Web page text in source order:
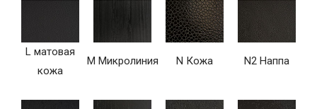
L матовая
кожа
M Микролиния N Кожа N2 Наппа